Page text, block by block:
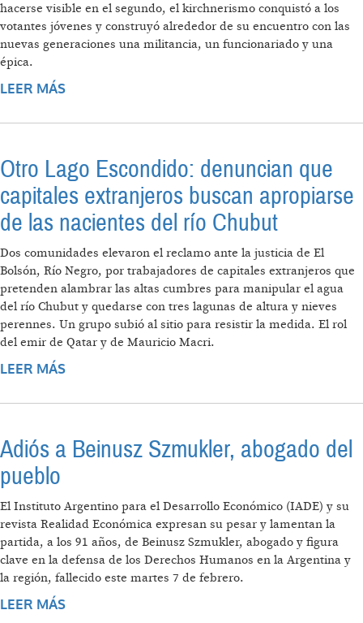
hacerse visible en el segundo, el kirchnerismo conquistó a los
votantes jóvenes y construyó alrededor de su encuentro con las
nuevas generaciones una militancia, un funcionariado y una
épica.
LEER MÁS
Otro Lago Escondido: denuncian que
capitales extranjeros buscan apropiarse
de las nacientes del río Chubut
Dos comunidades elevaron el reclamo ante la justicia de El
Bolsón, Río Negro, por trabajadores de capitales extranjeros que
pretenden alambrar las altas cumbres para manipular el agua
del río Chubut y quedarse con tres lagunas de altura y nieves
perennes. Un grupo subió al sitio para resistir la medida. El rol
del emir de Qatar y de Mauricio Macri.
LEER MÁS
BUSCAN APROPIARSE DE LAS NACIENTES
Adiós a Beinusz Szmukler, abogado del
pueblo
El Instituto Argentino para el Desarrollo Económico (IADE) y su
revista Realidad Económica expresan su pesar y lamentan la
partida, a los 91 años, de Beinusz Szmukler, abogado y figura
clave en la defensa de los Derechos Humanos en la Argentina y
la región, fallecido este martes 7 de febrero.
LEER MÁS